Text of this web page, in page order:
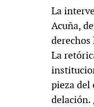
La
Acuña,
La
pieza del
delación.